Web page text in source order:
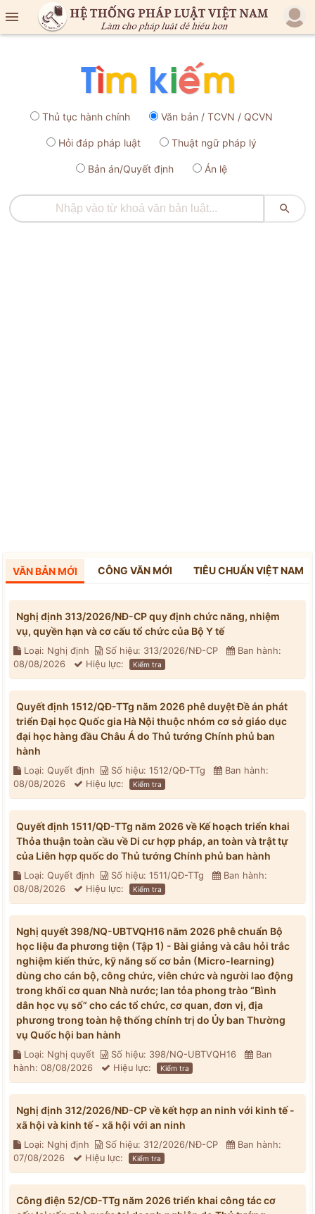

Thủ tục hành chính Văn bản / TCVN / QCVN
Hỏi đáp pháp luật Thuật ngữ pháp lý
Bản án/Quyết định Án lệ

VĂN BẢN MỚI CÔNG VĂN MỚI TIÊU CHUẨN VIỆT NAM
Nghị định 313/2026/NĐ-CP quy định chức năng, nhiệm
vụ, quyền hạn và cơ cấu tổ chức của Bộ Y tế
Loại: Nghị định Số hiệu: 313/2026/NĐ-CP
Ban hành:
08/08/2026
Hiệu lực: Kiểm tra
Quyết định 1512/QĐ-TTg năm 2026 phê duyệt Đề án phát
triển Đại học Quốc gia Hà Nội thuộc nhóm cơ sở giáo dục
đại học hàng đầu Châu Á do Thủ tướng Chính phủ ban
hành
Loại: Quyết định Số hiệu: 1512/QĐ-TTg
Ban hành:
08/08/2026
Hiệu lực: Kiểm tra
Quyết định 1511/QĐ-TTg năm 2026 về Kế hoạch triển khai
Thỏa thuận toàn cầu về Di cư hợp pháp, an toàn và trật tự
của Liên hợp quốc do Thủ tướng Chính phủ ban hành
Loại: Quyết định Số hiệu: 1511/QĐ-TTg
Ban hành:
08/08/2026
Hiệu lực: Kiểm tra
Nghị quyết 398/NQ-UBTVQH16 năm 2026 phê chuẩn Bộ
học liệu đa phương tiện (Tập 1) - Bài giảng và câu hỏi trắc
nghiệm kiến thức, kỹ năng số cơ bản (Micro-learning)
dùng cho cán bộ, công chức, viên chức và người lao động
trong khối cơ quan Nhà nước; lan tỏa phong trào “Bình
dân học vụ số” cho các tổ chức, cơ quan, đơn vị, địa
phương trong toàn hệ thống chính trị do Ủy ban Thường
vụ Quốc hội ban hành
Loại: Nghị quyết Số hiệu: 398/NQ-UBTVQH16
Ban
hành: 08/08/2026
Hiệu lực: Kiểm tra
Nghị định 312/2026/NĐ-CP về kết hợp an ninh với kinh tế -
xã hội và kinh tế - xã hội với an ninh
Loại: Nghị định Số hiệu: 312/2026/NĐ-CP
Ban hành:
07/08/2026
Hiệu lực: Kiểm tra
Công điện 52/CĐ-TTg năm 2026 triển khai công tác cơ